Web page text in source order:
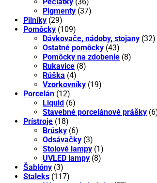
Pigmenty (37)
Pilníky (29)
Pomôcky (109)
Dávkovače, nádoby, stojany (32)
Ostatné pomôcky (43)
Pomôcky na zdobenie (8)
Rukavice (8)
Rúška (4)
Vzorkovníky (19)
Porcelán (12)
Liquid (6)
Stavebné porcelánové prášky
Prístroje (18)
Brúsky (6)
Odsávačky (3)
Stolové lampy (1)
UVLED lampy (8)
Šablóny (3)
Staleks (117)